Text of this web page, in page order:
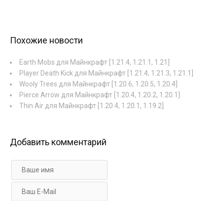
Похожие новости
Earth Mobs для Майнкрафт [1.21.4, 1.21.1, 1.21]
Player Death Kick для Майнкрафт [1.21.4, 1.21.3, 1.21.1]
Wooly Trees для Майнкрафт [1.20.6, 1.20.5, 1.20.4]
Pierce Arrow для Майнкрафт [1.20.4, 1.20.2, 1.20.1]
Thin Air для Майнкрафт [1.20.4, 1.20.1, 1.19.2]
Добавить комментарий